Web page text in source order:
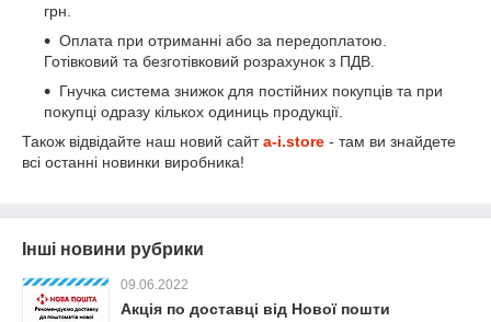
грн.
Оплата при отриманні або за передоплатою.
Готівковий та безготівковий розрахунок з ПДВ.
Гнучка система знижок для постійних покупців та при
покупці одразу кількох одиниць продукції.
Також відвідайте наш новий сайтa-i.store - там ви знайдете
всі останні новинки виробника!
Інші новини рубрики
09.06.2022
Акція по доставці від Нової пошти